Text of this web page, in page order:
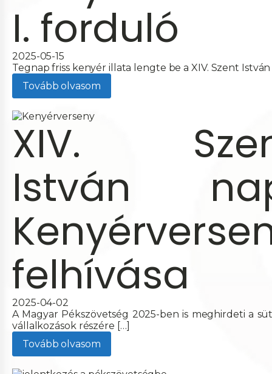
I. forduló
2025-05-15
Tegnap friss kenyér illata lengte be a XIV. Szent
Tovább olvasom
XIV.
István
felhívása
2025-04-02
A Magyar Pékszövetség 2025-ben is meghirdeti a
vállalkozások részére […]
Tovább olvasom